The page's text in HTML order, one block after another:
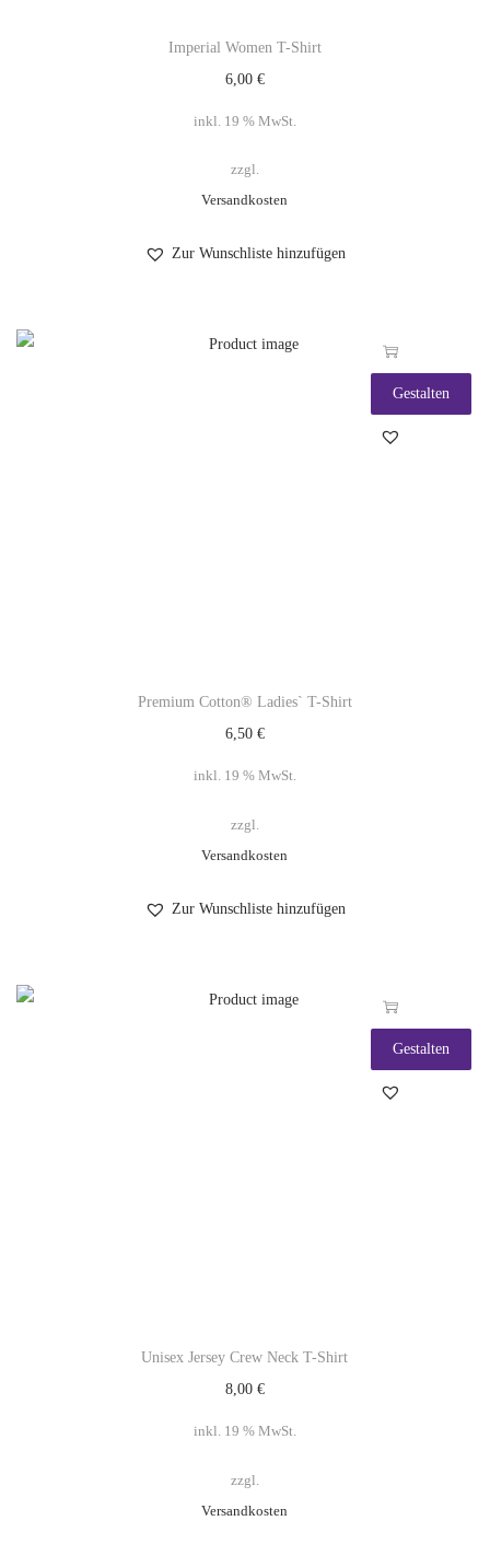
Imperial Women T-Shirt
6,00 €
inkl. 19 % MwSt.
zzgl.
Versandkosten
Zur Wunschliste hinzufügen
Gestalten
Premium Cotton® Ladies` T-Shirt
6,50 €
inkl. 19 % MwSt.
zzgl.
Versandkosten
Zur Wunschliste hinzufügen
Gestalten
Unisex Jersey Crew Neck T-Shirt
8,00 €
inkl. 19 % MwSt.
zzgl.
Versandkosten